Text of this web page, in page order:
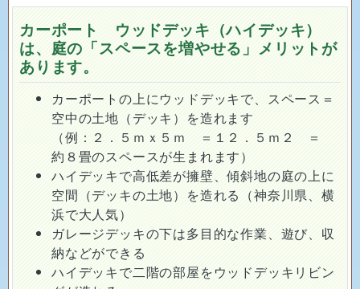
カーポート ウッドデッキ（ハイデッキ）
は、庭の「スペースを増やせる」メリットが
あります。
カーポートの上にウッドデッキで、スペース＝
空中の土地（デッキ）を造れます
（例：２．５ｍｘ５ｍ ＝１２．５ｍ２ ＝
約８畳のスペースが生まれます）
ハイデッキで高低差が擁壁、傾斜地の庭の上に
空間（デッキの土地）を造れる（神奈川県、横
浜で大人気）
ガレージデッキの下は多目的な作業、遊び、収
納などができる
ハイデッキで二階の部屋をウッドデッキリビン